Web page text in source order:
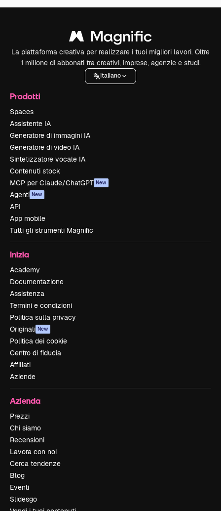
La piattaforma creativa per realizzare i tuoi migliori lavori. Oltre
1 milione di abbonati tra creativi, imprese, agenzie e studi.
Italiano
Prodotti
Spaces
Assistente IA
Generatore di immagini IA
Generatore di video IA
Sintetizzatore vocale IA
Contenuti stock
MCP per Claude/ChatGPT New
Agenti New
API
App mobile
Tutti gli strumenti Magnific
Inizia
Academy
Documentazione
Assistenza
Termini e condizioni
Politica sulla privacy
Originali New
Politica dei cookie
Centro di fiducia
Affiliati
Aziende
Azienda
Prezzi
Chi siamo
Recensioni
Lavora con noi
Cerca tendenze
Blog
Eventi
Slidesgo